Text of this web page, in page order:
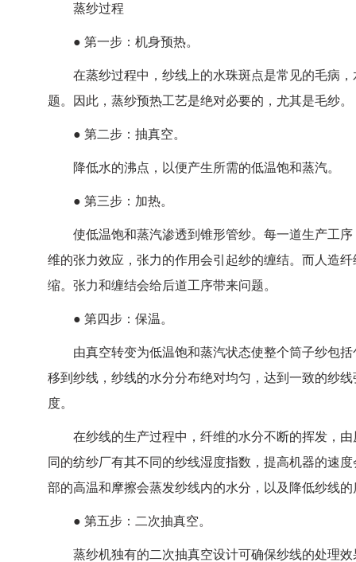
蒸纱过程
● 第一步：机身预热。
在蒸纱过程中，纱线上的水珠斑点是常见的毛病，
题。因此，蒸纱预热工艺是绝对必要的，尤其是毛纱。
● 第二步：抽真空。
降低水的沸点，以便产生所需的低温饱和蒸汽。
● 第三步：加热。
使低温饱和蒸汽渗透到锥形管纱。每一道生产工
维的张力效应，张力的作用会引起纱的缠结。而人造
缩。张力和缠结会给后道工序带来问题。
● 第四步：保温。
由真空转变为低温饱和蒸汽状态使整个筒子纱包括
移到纱线，纱线的水分分布绝对均匀，达到一致的纱
度。
在纱线的生产过程中，纤维的水分不断的挥发，由
同的纺纱厂有其不同的纱线湿度指数，提高机器的速
部的高温和摩擦会蒸发纱线内的水分，以及降低纱线
● 第五步：二次抽真空。
蒸纱机独有的二次抽真空设计可确保纱线的处理效